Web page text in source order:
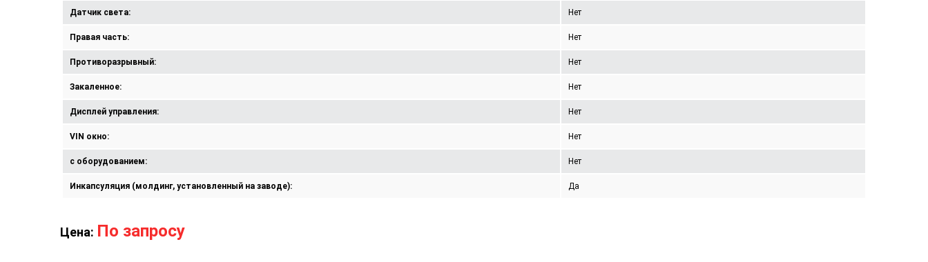
Датчик света: Нет
Правая часть: Нет
Противоразрывный: Нет
Закаленное: Нет
Дисплей управления: Нет
VIN окно: Нет
с оборудованием: Нет
Инкапсуляция (молдинг, установленный на заводе): Да
Цена: По запросу